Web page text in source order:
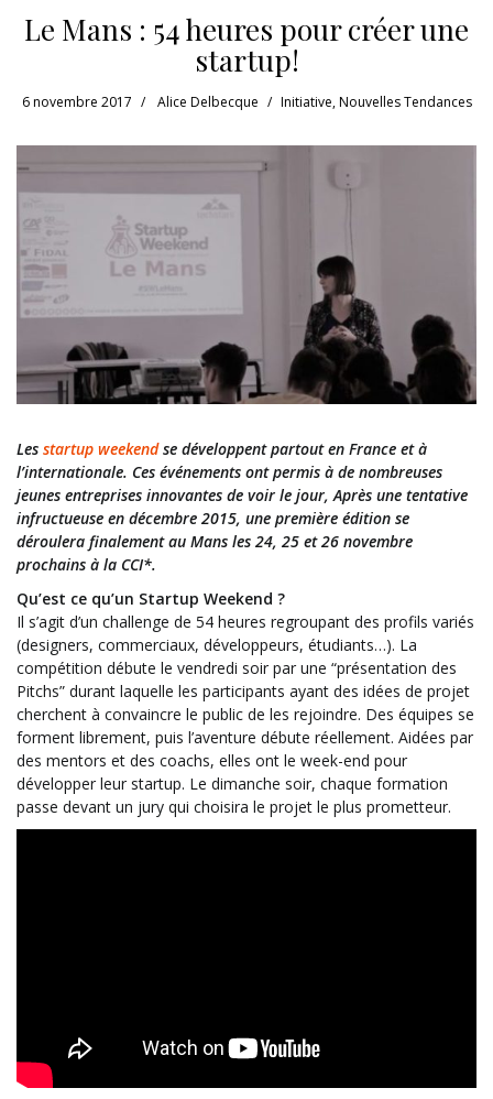
Le Mans : 54 heures pour créer une
startup!
6 novembre 2017 Alice Delbecque Initiative,Nouvelles Tendances
Les startup weekendse développent partout en France et à
l’internationale. Ces événements ont permis à de nombreuses
jeunes entreprises innovantes de voir le jour, Après une tentative
infructueuse en décembre 2015, une première édition se
déroulera finalement au Mans les 24, 25 et 26 novembre
prochains à la CCI*.
Qu’est ce qu’un Startup Weekend ?
Il s’agit d’un challenge de 54 heures regroupant des profils variés
(designers, commerciaux, développeurs, étudiants…). La
compétition débute le vendredi soir par une “présentation des
Pitchs” durant laquelle les participants ayant des idées de projet
cherchent à convaincre le public de les rejoindre. Des équipes se
forment librement, puis l’aventure débute réellement. Aidées par
des mentors et des coachs, elles ont le week-end pour
développer leur startup. Le dimanche soir, chaque formation
passe devant un jury qui choisira le projet le plus prometteur.